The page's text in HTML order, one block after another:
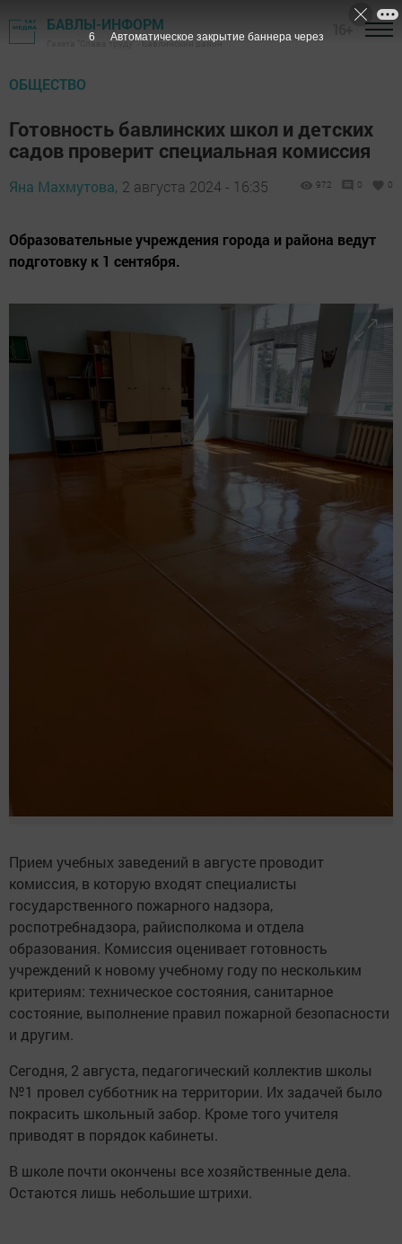
БАВЛЫ-ИНФОРМ
Газета "Слава труду" - Бавлинский район
ОБЩЕСТВО
Готовность бавлинских школ и детских
садов проверит специальная комиссия
Яна Махмутова, 2 августа 2024 - 16:35 972 0 0
Образовательные учреждения города и района ведут
подготовку к 1 сентября.
Прием учебных заведений в августе проводит
комиссия, в которую входят специалисты
государственного пожарного надзора,
роспотребнадзора, райисполкома и отдела
образования. Комиссия оценивает готовность
учреждений к новому учебному году по нескольким
критериям: техническое состояния, санитарное
состояние, выполнение правил пожарной безопасности
и другим.
Сегодня, 2 августа, педагогический коллектив школы
№1 провел субботник на территории. Их задачей было
покрасить школьный забор. Кроме того учителя
приводят в порядок кабинеты.
В школе почти окончены все хозяйственные дела.
Остаются лишь небольшие штрихи.
4 Автоматическое закрытие баннера через